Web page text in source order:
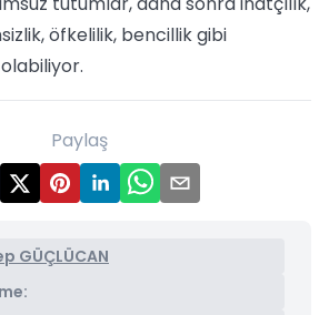
öfkelilik, bencillik gibi
Paylaş
GÜÇLÜCAN